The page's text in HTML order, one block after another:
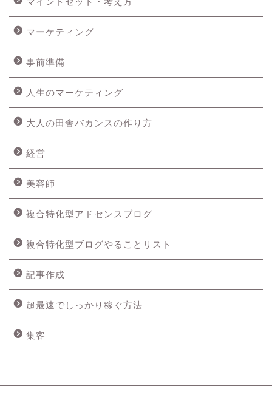
マーケティング
事前準備
人生のマーケティング
大人の田舎バカンスの作り方
経営
美容師
複合特化型アドセンスブログ
複合特化型ブログやることリスト
記事作成
超最速でしっかり稼ぐ方法
集客